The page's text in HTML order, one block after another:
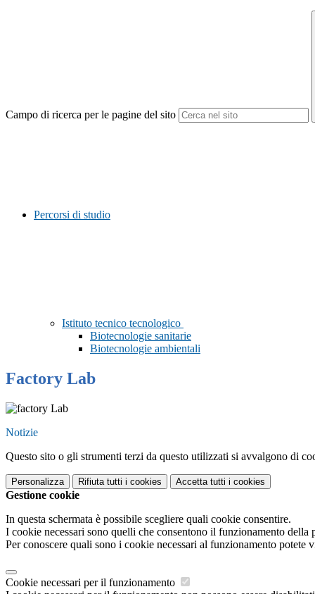
Campo di ricerca per le pagine del sito
Percorsi di studio
Istituto tecnico tecnologico
Biotecnologie sanitarie
Biotecnologie ambientali
Factory Lab
Notizie
Questo sito o gli strumenti terzi da questo utilizzati si avvalgono di
Personalizza Rifiuta tutti i cookies Accetta tutti i cookies
Gestione cookie
In questa schermata è possibile scegliere quali cookie consentire.
I cookie necessari sono quelli che consentono il funzionamento
Per conoscere quali sono i cookie necessari al funzionamento potete
Cookie necessari per il funzionamento